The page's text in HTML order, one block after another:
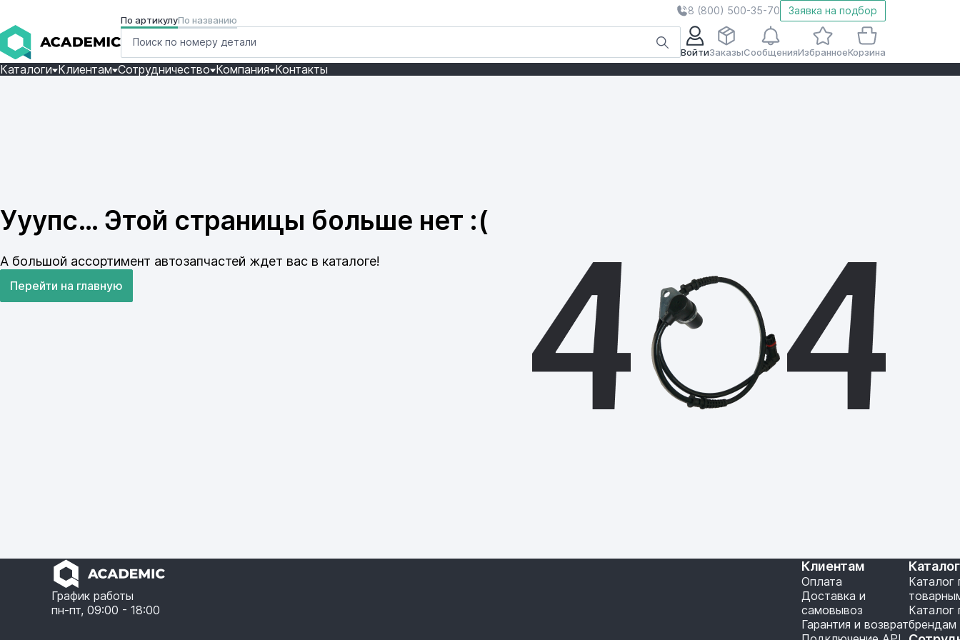
8 (800) 500-35-70 Заявка на подбор
По артикулуПо названию
ВойтиЗаказыСообщенияИзбранноеКорзина
Каталоги Клиентам Сотрудничество Компания Контакты
Ууупс… Этой страницы больше нет :(
А большой ассортимент автозапчастей ждет вас в каталоге!
Перейти на главную
График работы
пн-пт, 09:00 - 18:00
Клиентам
Оплата
Доставка и
самовывоз
Гарантия и возврат
Каталог
Каталог
брендам